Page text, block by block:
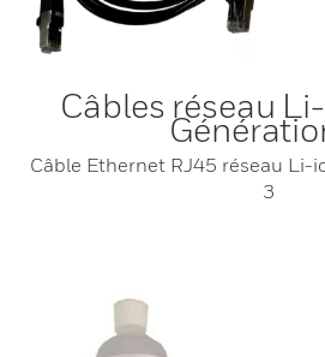
Câbles réseau
Câble Ethernet RJ45 réseau Li-
3